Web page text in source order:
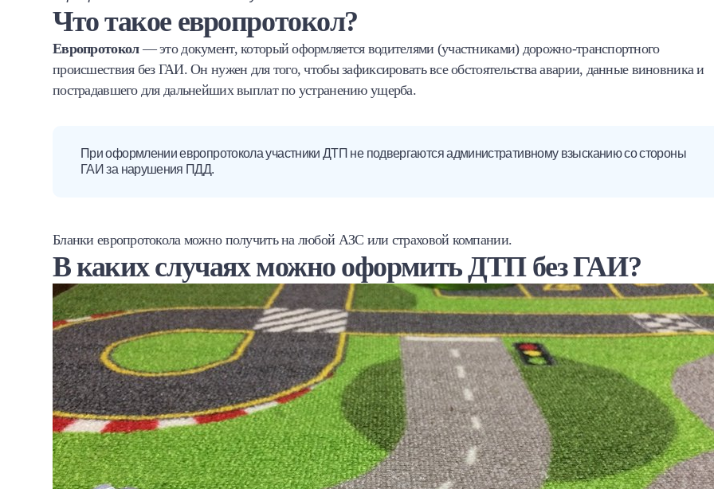
Премиальный сервис Prime Line
Мобильный банк MOBY
Карта КАКТУС
Что такое европротокол?
Европротокол— это документ, который оформляется водителями (участниками) дорожно-транспортного
происшествия без ГАИ. Он нужен для того, чтобы зафиксировать все обстоятельства аварии, данные виновника и
пострадавшего для дальнейших выплат по устранению ущерба.
При оформлении европротокола участники ДТП не подвергаются административному взысканию со стороны
ГАИ за нарушения ПДД.
Бланки европротокола можно получить на любой АЗС или страховой компании.
В каких случаях можно оформить ДТП без ГАИ?